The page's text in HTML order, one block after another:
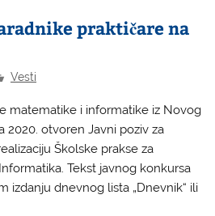
praktičare na
Vesti
matematike i informatike iz Novog
2020. otvoren Javni poziv za
Školske prakse za
Tekst javnog konkursa
izdanju dnevnog lista „Dnevnik“ ili